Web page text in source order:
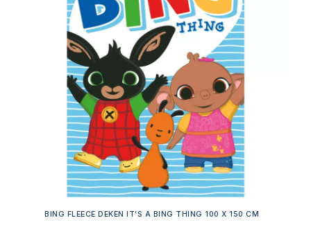
BING FLEECE DEKEN IT’S A BING THING 100 X 150 CM